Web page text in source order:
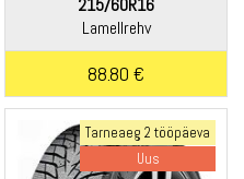
Lamellrehv
88.80 €
Tarneaeg 2 tööpäeva
Uus